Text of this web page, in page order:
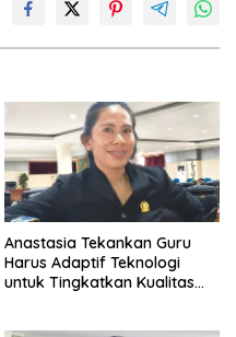
Anastasia Tekankan Guru
Harus Adaptif Teknologi
untuk Tingkatkan Kualitas